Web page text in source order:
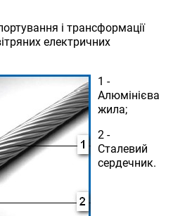
і трансформації
електричних
1 -
Алюмінієва
жила;
2 -
Сталевий
сердечник.